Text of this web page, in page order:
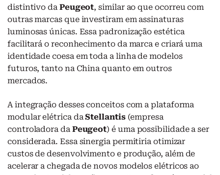
distintivo da Peugeot, similar ao que ocorreu com
outras marcas que investiram em assinaturas
luminosas únicas. Essa padronização estética
facilitará o reconhecimento da marca e criará uma
identidade coesa em toda a linha de modelos
futuros, tanto na China quanto em outros
mercados.
A integração desses conceitos com a plataforma
modular elétrica daStellantis(empresa
controladora da Peugeot) é uma possibilidade a ser
considerada. Essa sinergia permitiria otimizar
custos de desenvolvimento e produção, além de
acelerar a chegada de novos modelos elétricos ao